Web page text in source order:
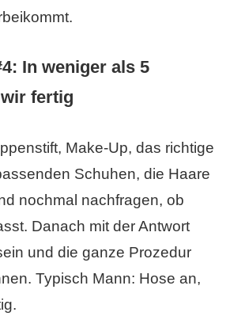
In weniger als 5
fertig
Make-Up, das richtige
Schuhen, die Haare
nochmal nachfragen, ob
Danach mit der Antwort
und die ganze Prozedur
Typisch Mann: Hose an,